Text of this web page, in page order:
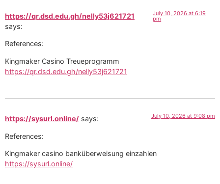
https://qr.dsd.edu.gh/nelly53j621721
says:
July 10, 2026 at 6:19
pm
References:
Kingmaker Casino Treueprogramm
https://qr.dsd.edu.gh/nelly53j621721
https://sysurl.online/ says: July 10, 2026 at 9:08 pm
References:
Kingmaker casino banküberweisung einzahlen
https://sysurl.online/